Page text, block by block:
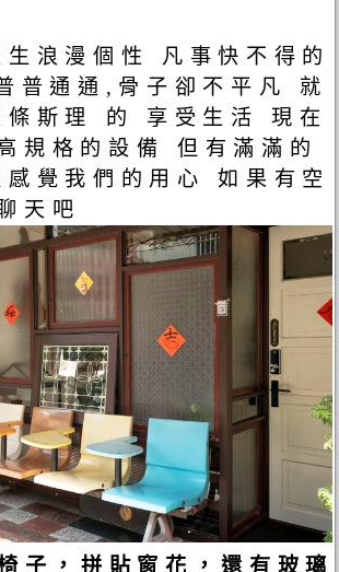
浪漫個性 凡事快不得的
普通通,骨子卻不平凡 就
條斯理 的 享受生活 現在
規格的設備 但有滿滿的
覺我們的用心 如果有空
天吧
子，拼貼窗花，還有玻璃